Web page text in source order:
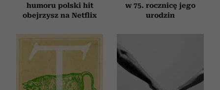
humoru polski hit
obejrzysz na Netflix
w 75. rocznicę jego
urodzin